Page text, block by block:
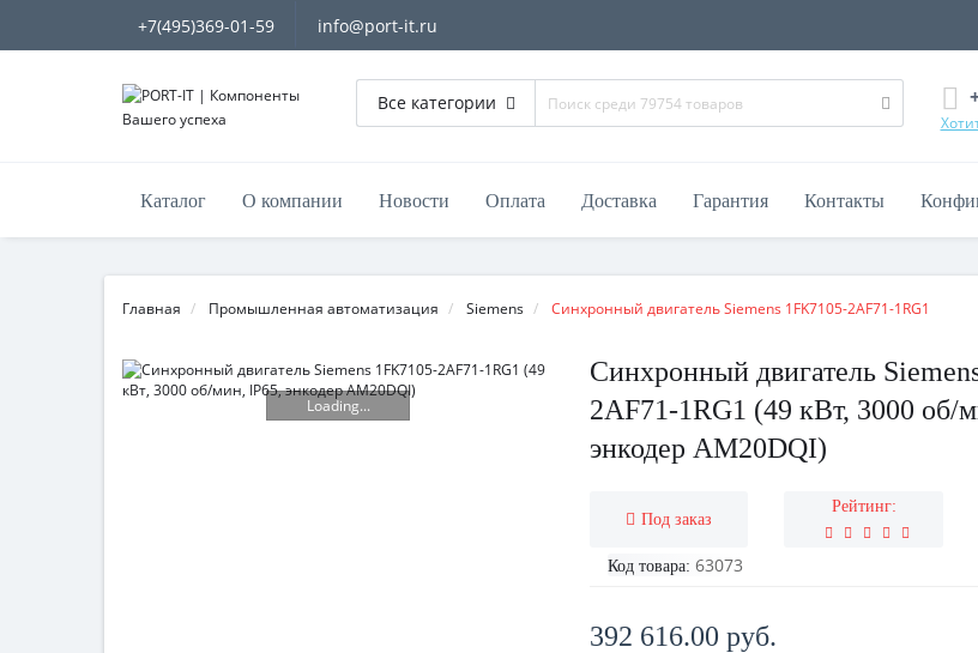
+7(495)369-01-59 info@port-it.ru
Все категории
Каталог О компании Новости Оплата Доставка Гарантия Контакты
Главная Промышленная автоматизация Siemens Синхронный двигатель Siemens 1FK7105-2AF71-1RG1
Loading...
Синхронный двигатель
2AF71-1RG1 (49 кВт, 3000 об/
энкодер AM20DQI)
Под заказ
Рейтинг:
Код товара: 63073
392 616.00 руб.